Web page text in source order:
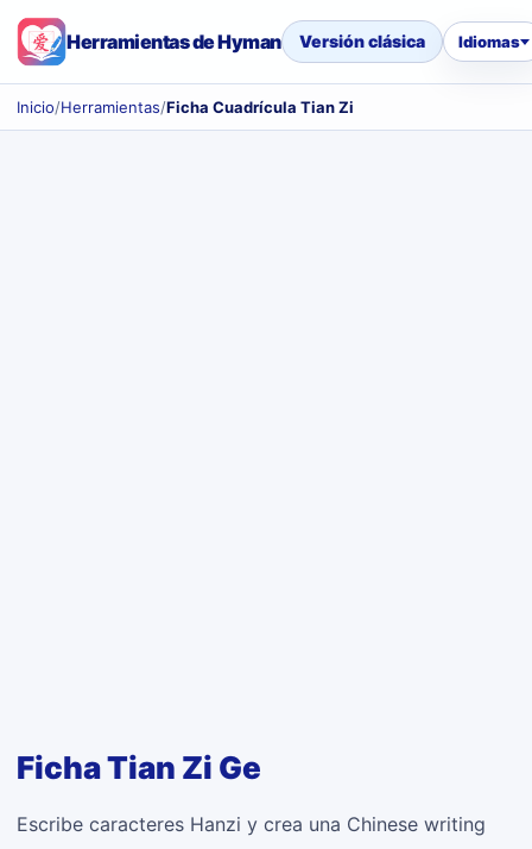
Herramientas de Hyman Versión clásica Idiomas
Inicio/Herramientas/Ficha Cuadrícula Tian Zi
Ficha Tian Zi Ge
Escribe caracteres Hanzi y crea una Chinese writing